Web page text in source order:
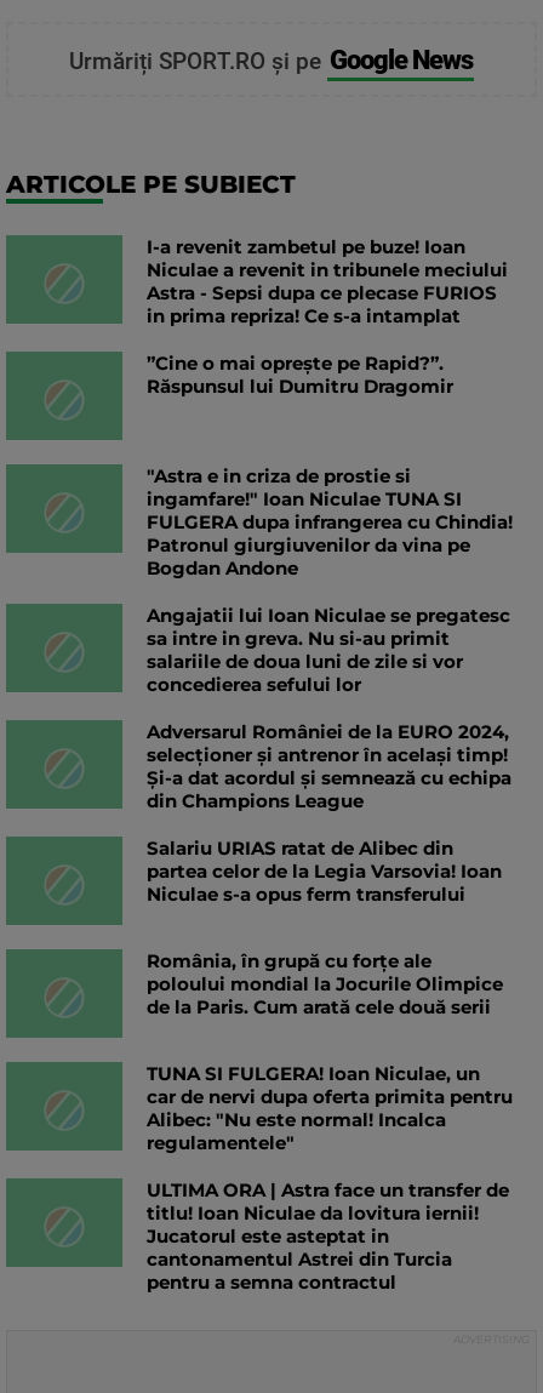
Urmăriți SPORT.RO și pe Google News
ARTICOLE PE SUBIECT
I-a revenit zambetul pe buze! Ioan
Niculae a revenit in tribunele meciului
Astra - Sepsi dupa ce plecase FURIOS
in prima repriza! Ce s-a intamplat
”Cine o mai oprește pe Rapid?”.
Răspunsul lui Dumitru Dragomir
"Astra e in criza de prostie si
ingamfare!" Ioan Niculae TUNA SI
FULGERA dupa infrangerea cu Chindia!
Patronul giurgiuvenilor da vina pe
Bogdan Andone
Angajatii lui Ioan Niculae se pregatesc
sa intre in greva. Nu si-au primit
salariile de doua luni de zile si vor
concedierea sefului lor
Adversarul României de la EURO 2024,
selecționer și antrenor în același timp!
Și-a dat acordul și semnează cu echipa
din Champions League
Salariu URIAS ratat de Alibec din
partea celor de la Legia Varsovia! Ioan
Niculae s-a opus ferm transferului
România, în grupă cu forțe ale
poloului mondial la Jocurile Olimpice
de la Paris. Cum arată cele două serii
TUNA SI FULGERA! Ioan Niculae, un
car de nervi dupa oferta primita pentru
Alibec: "Nu este normal! Incalca
regulamentele"
ULTIMA ORA | Astra face un transfer de
titlu! Ioan Niculae da lovitura iernii!
Jucatorul este asteptat in
cantonamentul Astrei din Turcia
pentru a semna contractul